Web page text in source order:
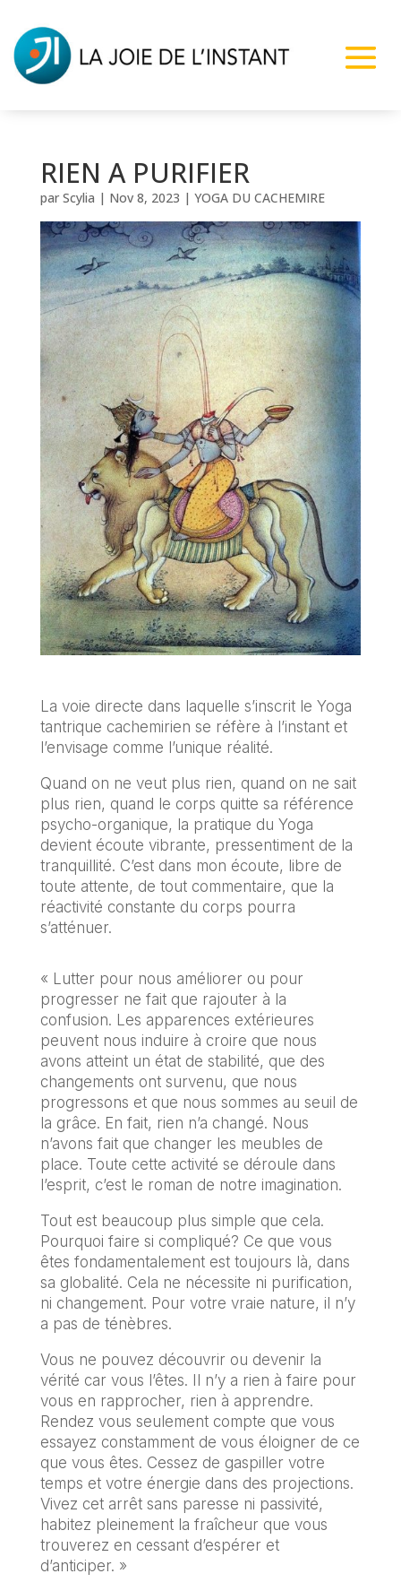
RIEN A PURIFIER
par Scylia | Nov 8, 2023 | YOGA DU CACHEMIRE
La voie directe dans laquelle s’inscrit le Yoga
tantrique cachemirien se réfère à l’instant et
l’envisage comme l’unique réalité.
Quand on ne veut plus rien, quand on ne sait
plus rien, quand le corps quitte sa référence
psycho-organique, la pratique du Yoga
devient écoute vibrante, pressentiment de la
tranquillité. C’est dans mon écoute, libre de
toute attente, de tout commentaire, que la
réactivité constante du corps pourra
s’atténuer.
« Lutter pour nous améliorer ou pour
progresser ne fait que rajouter à la
confusion. Les apparences extérieures
peuvent nous induire à croire que nous
avons atteint un état de stabilité, que des
changements ont survenu, que nous
progressons et que nous sommes au seuil de
la grâce. En fait, rien n’a changé. Nous
n’avons fait que changer les meubles de
place. Toute cette activité se déroule dans
l’esprit, c’est le roman de notre imagination.
Tout est beaucoup plus simple que cela.
Pourquoi faire si compliqué? Ce que vous
êtes fondamentalement est toujours là, dans
sa globalité. Cela ne nécessite ni purification,
ni changement. Pour votre vraie nature, il n’y
a pas de ténèbres.
Vous ne pouvez découvrir ou devenir la
vérité car vous l’êtes. Il n’y a rien à faire pour
vous en rapprocher, rien à apprendre.
Rendez vous seulement compte que vous
essayez constamment de vous éloigner de ce
que vous êtes. Cessez de gaspiller votre
temps et votre énergie dans des projections.
Vivez cet arrêt sans paresse ni passivité,
habitez pleinement la fraîcheur que vous
trouverez en cessant d’espérer et
d’anticiper. »